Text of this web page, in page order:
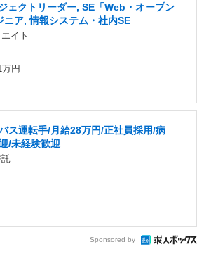
ェクトリーダー, SE「Web・オープン
ニア, 情報システム・社内SE
イト
円
ス運転手/月給28万円/正社員採用/病
/未経験歓迎
Sponsored by